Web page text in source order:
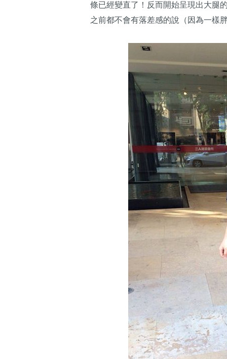
條已經變直了！反而開始呈現出大腿
之前都不會有落差感的說（因為一樣